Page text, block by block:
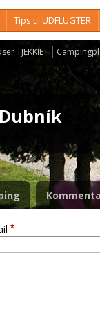
Tips til UDFLUGTER
TJEKKIET
*